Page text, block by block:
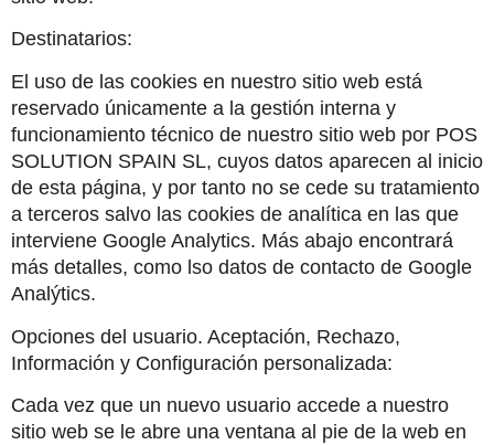
Destinatarios:
El uso de las cookies en nuestro sitio web está
reservado únicamente a la gestión interna y
funcionamiento técnico de nuestro sitio web por POS
SOLUTION SPAIN SL, cuyos datos aparecen al inicio
de esta página, y por tanto no se cede su tratamiento
a terceros salvo las cookies de analítica en las que
interviene Google Analytics. Más abajo encontrará
más detalles, como lso datos de contacto de Google
Analýtics.
Opciones del usuario. Aceptación, Rechazo,
Información y Configuración personalizada:
Cada vez que un nuevo usuario accede a nuestro
sitio web se le abre una ventana al pie de la web en